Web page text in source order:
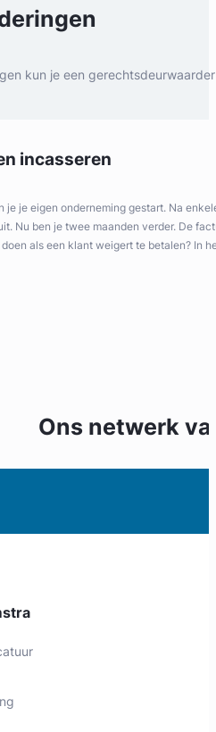
kun je een
incasseren
je je eigen onderneming gestart. Na
Nu ben je twee maanden verder. De
als een klant weigert te betalen? In
Ons netwerk